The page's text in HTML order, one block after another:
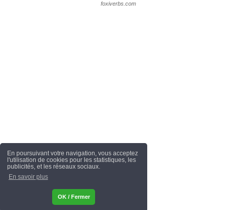
En poursuivant votre navigation, vous acceptez
l'utilisation de cookies pour les statistiques, les
publicités, et les réseaux sociaux.
En savoir plus
OK / Fermer
foxiverbs.com